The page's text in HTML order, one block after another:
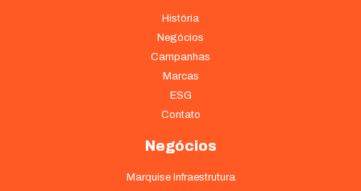
História
Negócios
Campanhas
Marcas
ESG
Contato
Negócios
Marquise Infraestrutura